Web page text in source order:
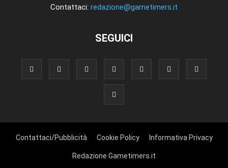
Contattaci: redazione@gametimers.it
SEGUICI
Contattaci/Pubblicità Cookie Policy Informativa Privacy
Redazione Gametimers.it